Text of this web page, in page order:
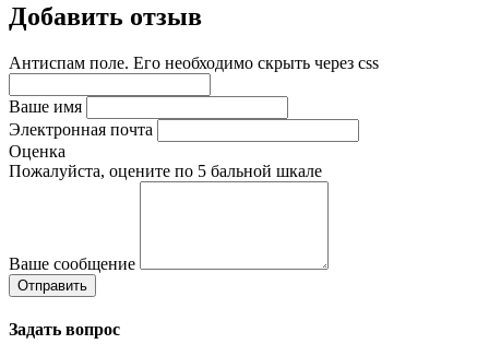
Добавить отзыв
Антиспам поле. Его необходимо скрыть через css
Ваше имя
Электронная почта
Оценка
Пожалуйста, оцените по 5 бальной шкале
Ваше сообщение
Задать вопрос